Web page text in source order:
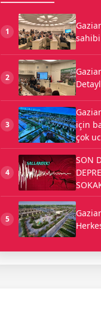
1
2
3
için
çok
4
SON
5